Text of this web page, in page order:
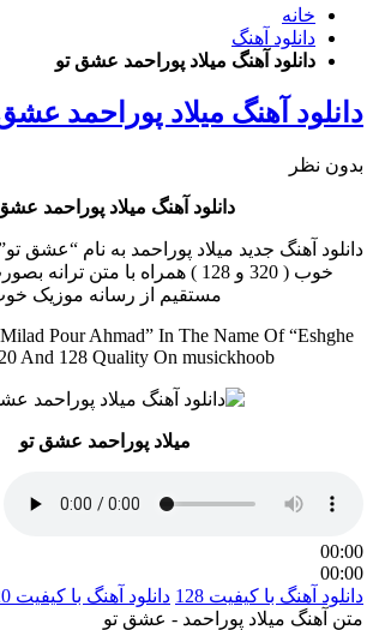
خانه
دانلود آهنگ
دانلود آهنگ میلاد پوراحمد عشق تو
دانلود آهنگ میلاد پوراحمد
بدون نظر
دانلود آهنگ میلاد پوراحمد
دانلود آهنگ جدید میلاد پوراحمد به نام “عشق
خوب ( 320 و 128 ) همراه با متن
مستقیم از رسانه موزیک
Pour Ahmad” In The Name Of “Eshghe
And 128 Quality On musickhoob
میلاد پوراحمد عشق تو
00:00
00:00
دانلود آهنگ با کیفیت 128
دانلود آهنگ با کیفیت 320
متن آهنگ میلاد پوراحمد - عشق تو